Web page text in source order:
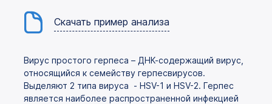
Скачать пример анализа
Вирус простого герпеса – ДНК-содержащий вирус,
относящийся к семейству герпесвирусов.
Выделяют 2 типа вируса - HSV-1 и HSV-2. Герпес
является наиболее распространенной инфекцией